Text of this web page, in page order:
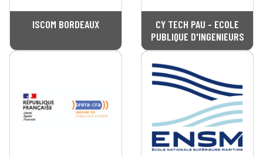
ISCOM BORDEAUX
CY TECH PAU - ECOLE
PUBLIQUE D'INGENIEURS